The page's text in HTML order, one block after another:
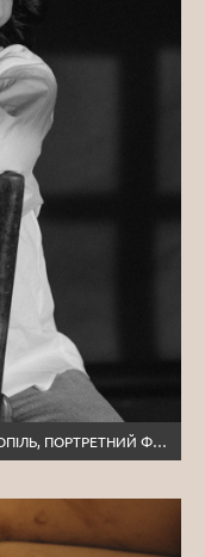
ІНДИВІДУАЛЬНА ФОТОСЕСІЯ У СТУДІЇ ТЕРНОПІЛЬ, ПОРТРЕТНИЙ ФОТОГРАФ ТЕРНОПІЛЬ, ПОРТРЕТНА ЗЙОМКА